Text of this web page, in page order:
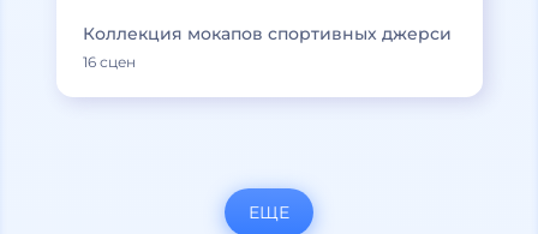
Коллекция мокапов спортивных джерси
16 сцен
ЕЩЕ